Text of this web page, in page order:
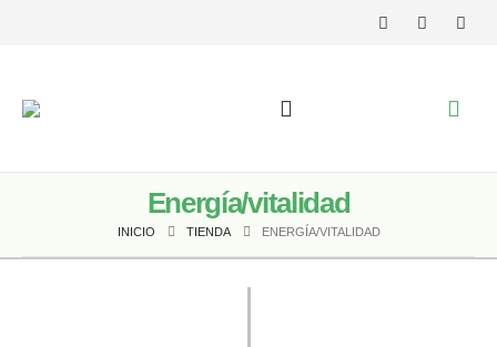
Energía/vitalidad
INICIO TIENDA ENERGÍA/VITALIDAD